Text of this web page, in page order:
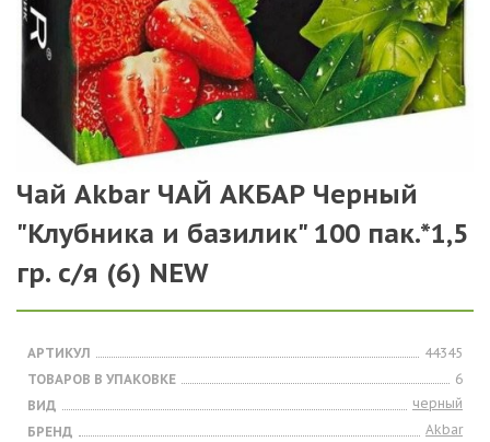
Чай Akbar ЧАЙ АКБАР Черный
"Клубника и базилик" 100 пак.*1,5
гр. с/я (6) NEW
АРТИКУЛ
44345
ТОВАРОВ В УПАКОВКЕ
6
ВИД
черный
БРЕНД
Akbar